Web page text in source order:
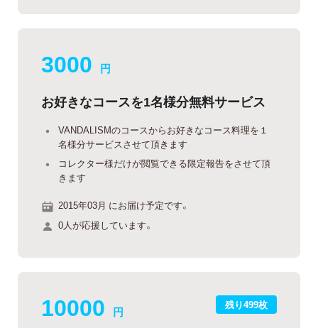
3000 円
お好きなコースを1名様分無料サービス
VANDALISMのコースからお好きなコース料理を１
名様分サービスさせて頂きます
コレクター様だけが閲覧できる限定報告をさせて頂
きます
2015年03月 にお届け予定です。
0人が応援しています。
残り499枚
10000 円